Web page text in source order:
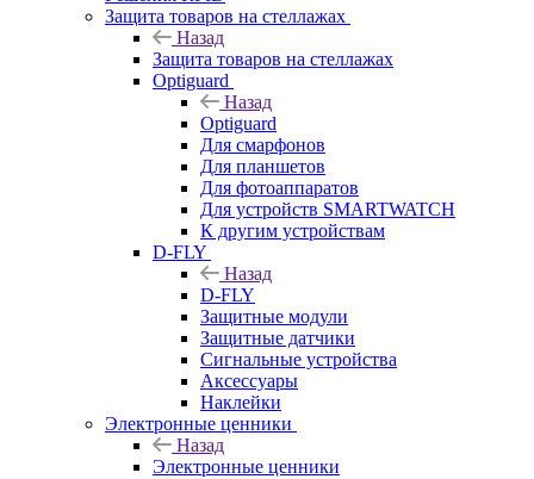
Защита товаров на стеллажах
Назад
Защита товаров на стеллажах
Optiguard
Назад
Optiguard
Для смарфонов
Для планшетов
Для фотоаппаратов
Для устройств SMARTWATCH
К другим устройствам
D-FLY
Назад
D-FLY
Защитные модули
Защитные датчики
Сигнальные устройства
Аксессуары
Наклейки
Электронные ценники
Назад
Электронные ценники